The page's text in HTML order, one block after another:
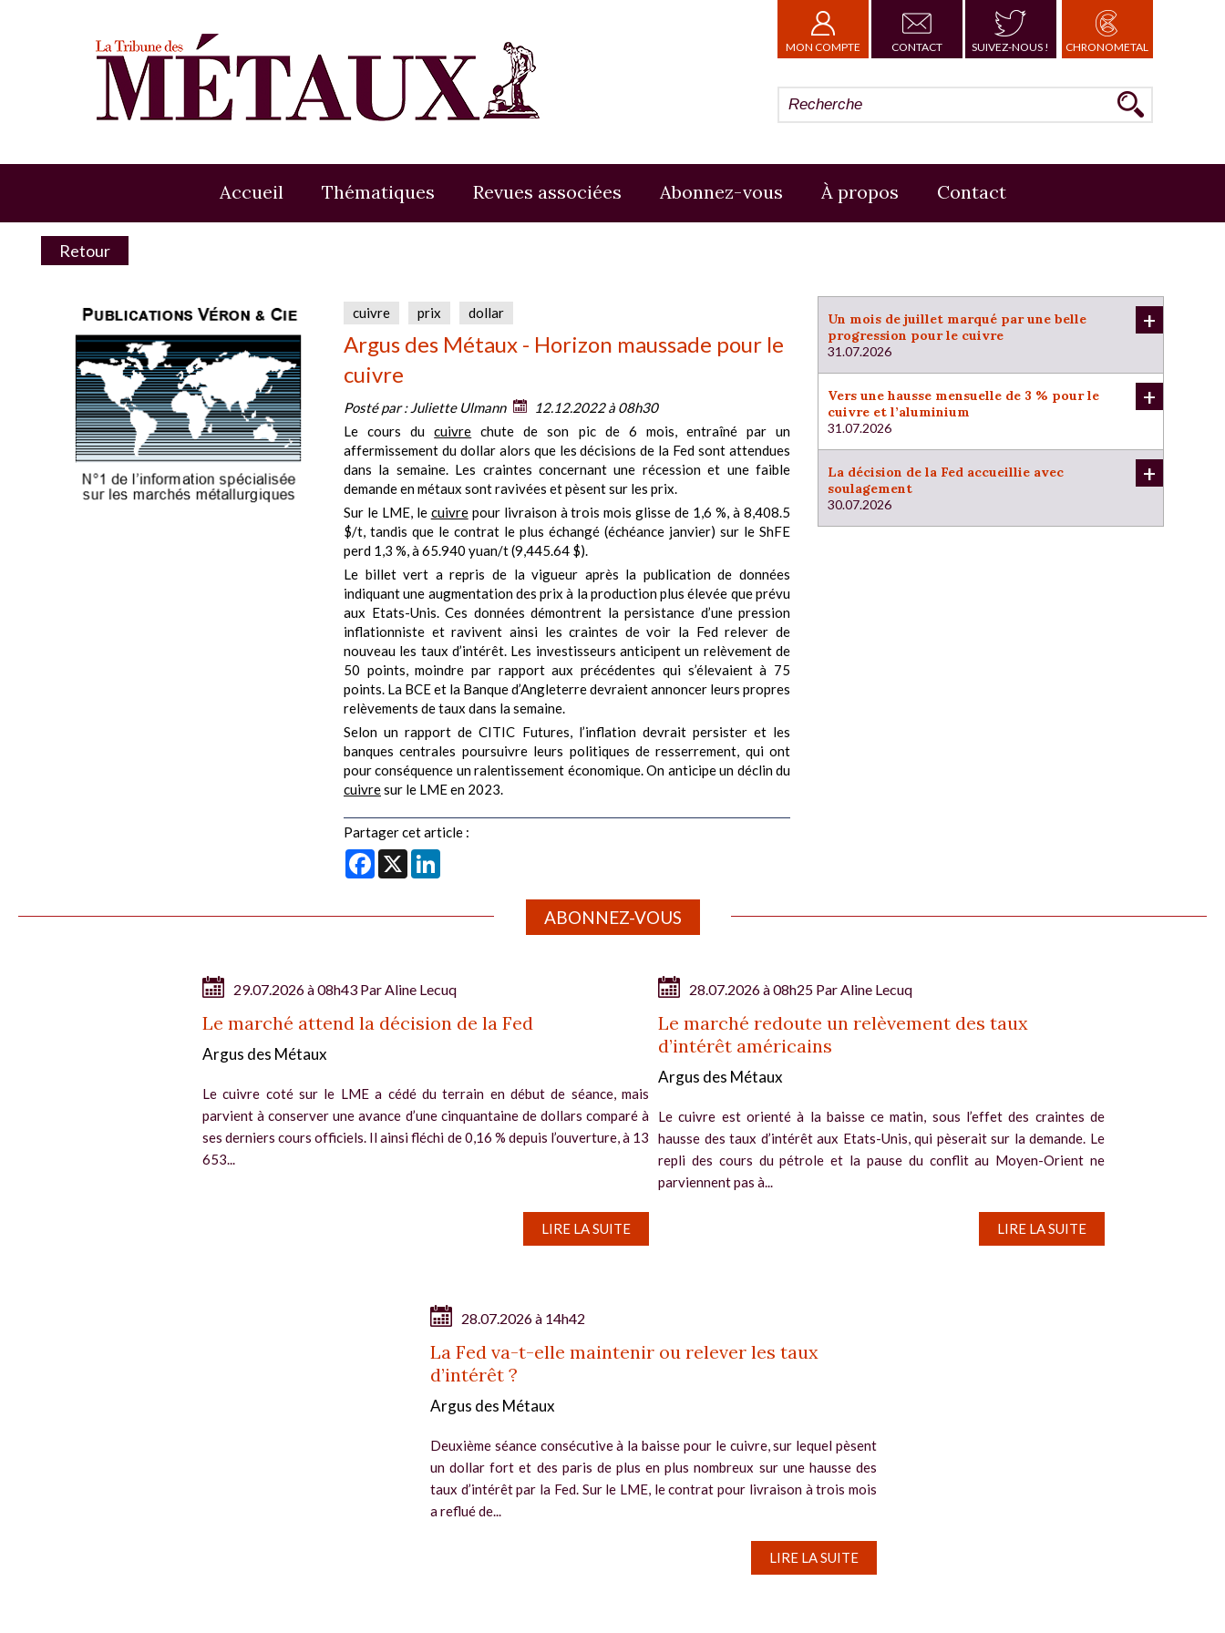
MON COMPTE CONTACT SUIVEZ-NOUS ! CHRONOMETAL
Accueil Thématiques Revues associées Abonnez-vous À propos Contact
Retour
cuivre prix dollar
Argus des Métaux - Horizon maussade pour le
cuivre
Posté par :Juliette Ulmann
12.12.2022 à 08h30
Le cours ducuivre chute de son pic de 6 mois, entraîné par un
affermissement du dollar alors que les décisions de la Fed sont attendues
dans la semaine. Les craintes concernant une récession et une faible
demande en métaux sont ravivées et pèsent sur les prix.
Sur le LME, le cuivrepour livraison à trois mois glisse de 1,6 %, à 8,408.5
$/t, tandis que le contrat le plus échangé (échéance janvier) sur le ShFE
perd 1,3 %, à 65.940 yuan/t (9,445.64 $).
Le billet vert a repris de la vigueur après la publication de données
indiquant une augmentation des prix à la production plus élevée que prévu
aux Etats-Unis. Ces données démontrent la persistance d’une pression
inflationniste et ravivent ainsi les craintes de voir la Fed relever de
nouveau les taux d’intérêt. Les investisseurs anticipent un relèvement de
50 points, moindre par rapport aux précédentes qui s’élevaient à 75
points. La BCE et la Banque d’Angleterre devraient annoncer leurs propres
relèvements de taux dans la semaine.
Selon un rapport de CITIC Futures, l’inflation devrait persister et les
banques centrales poursuivre leurs politiques de resserrement, qui ont
pour conséquence un ralentissement économique. On anticipe un déclin du
cuivresur le LME en 2023.
Partager cet article :
Facebook
X
Un mois de juillet marqué par une belle
progression pour le cuivre
31.07.2026
+
Vers une hausse mensuelle de 3 % pour le
cuivre et l’aluminium
31.07.2026
+
La décision de la Fed accueillie avec
soulagement
30.07.2026
+
ABONNEZ-VOUS
29.07.2026 à 08h43 Par Aline Lecuq
Le marché attend la décision de la Fed
Argus des Métaux
Le cuivre coté sur le LME a cédé du terrain en début de séance, mais
parvient à conserver une avance d’une cinquantaine de dollars comparé à
ses derniers cours officiels. Il ainsi fléchi de 0,16 % depuis l’ouverture, à 13
653...
LIRE LA SUITE
28.07.2026 à 08h25 Par Aline Lecuq
Le marché redoute un relèvement des taux
d’intérêt américains
Argus des Métaux
Le cuivre est orienté à la baisse ce matin, sous l’effet des craintes de
hausse des taux d’intérêt aux Etats-Unis, qui pèserait sur la demande. Le
repli des cours du pétrole et la pause du conflit au Moyen-Orient ne
parviennent pas à...
LIRE LA SUITE
28.07.2026 à 14h42
La Fed va-t-elle maintenir ou relever les taux
d’intérêt ?
Argus des Métaux
Deuxième séance consécutive à la baisse pour le cuivre, sur lequel pèsent
un dollar fort et des paris de plus en plus nombreux sur une hausse des
taux d’intérêt par la Fed. Sur le LME, le contrat pour livraison à trois mois
a reflué de...
LIRE LA SUITE